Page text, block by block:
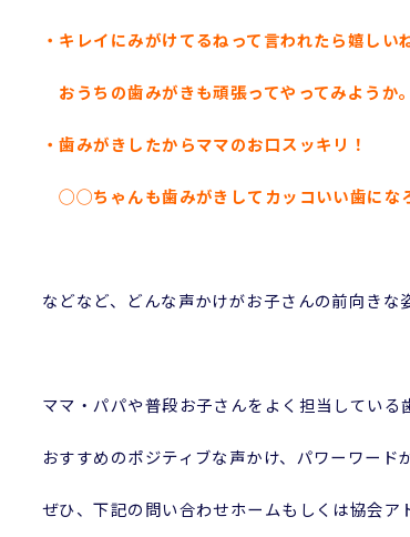
・キレイにみがけてるねって言われたら嬉しい
おうちの歯みがきも頑張ってやってみようか。
・歯みがきしたからママのお口スッキリ！
◯◯ちゃんも歯みがきしてカッコいい歯にな
などなど、どんな声かけがお子さんの前向きな
ママ・パパや普段お子さんをよく担当している
おすすめのポジティブな声かけ、パワーワード
ぜひ、下記の問い合わせホームもしくは協会ア